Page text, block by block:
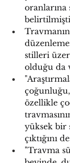
stilleri
olduğu da
özellikle
yüksek bir
çıktığını
"Travma